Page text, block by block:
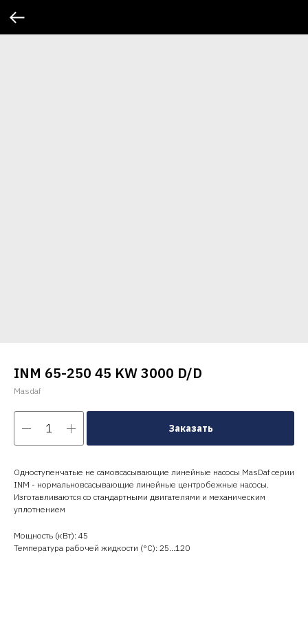
INM 65-250 45 KW 3000 D/D
Masdaf
Заказать
Одноступенчатые не самовсасывающие линейные насосы MasDaf серии
INM - нормальновсасывающие линейные центробежные насосы.
Изготавливаются со стандартными двигателями и механическим
уплотнением
Мощность (кВт): 45
Температура рабочей жидкости (°C): 25…120